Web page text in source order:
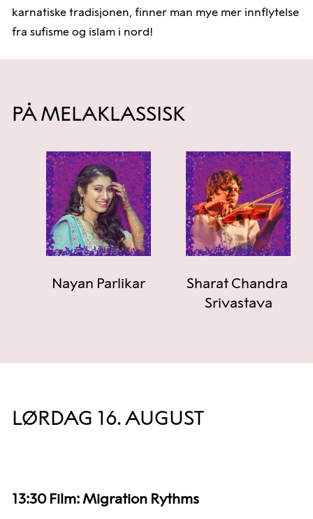
karnatiske tradisjonen, finner man mye mer innflytelse
fra sufisme og islam i nord!
PÅ MELAKLASSISK
Nayan Parlikar
Sharat Chandra
Srivastava
LØRDAG 16. AUGUST
13:30Film: Migration Rythms